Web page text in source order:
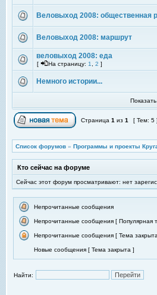
Веловыход 2008: общественная
Веловыход 2008: маршрут
веловыход 2008: еда
[ На страницу: 1 2 ]
Немного истории...
Страница 1 из 1 [ Тем: 5 ]
Список форумов » Программы и проекты
Кто сейчас на форуме
Сейчас этот форум просматривают: нет
Непрочитанные сообщения
Непрочитанные сообщения [ Популярная
Непрочитанные сообщения [ Тема
Новые сообщения [ Тема закрыта ]
Найти: